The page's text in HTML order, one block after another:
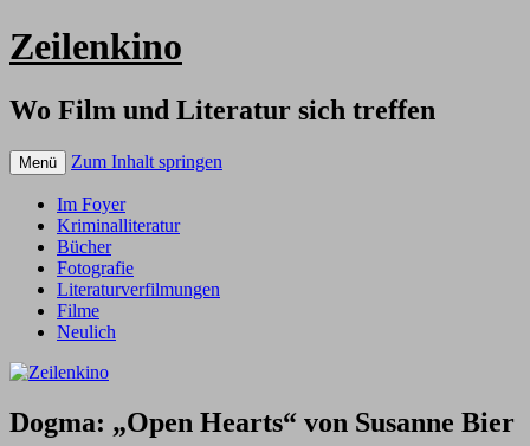
Zeilenkino
Wo Film und Literatur sich treffen
Menü Zum Inhalt springen
Im Foyer
Kriminalliteratur
Bücher
Fotografie
Literaturverfilmungen
Filme
Neulich
Dogma: „Open Hearts“ von Susanne Bier